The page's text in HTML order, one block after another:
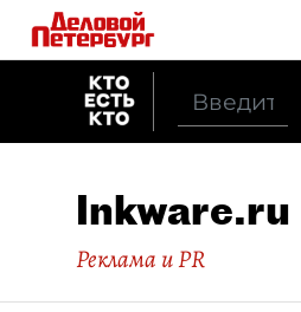
Inkware.ru
Реклама и PR